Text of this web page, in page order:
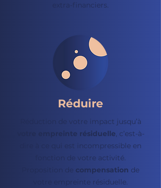
extra-financiers.
Réduire
Réduction de votre impact jusqu’à
votre empreinte résiduelle, c’est-à-
dire à ce qui est incompressible en
fonction de votre activité.
Proposition de compensation de
votre empreinte résiduelle.